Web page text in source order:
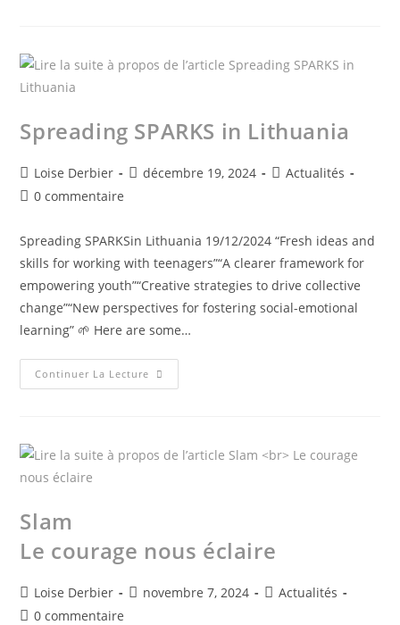
Spreading SPARKS in Lithuania
Loise Derbier décembre 19, 2024
Actualités
0 commentaire
Spreading SPARKSin Lithuania 19/12/2024 “Fresh ideas and
skills for working with teenagers”“A clearer framework for
empowering youth”“Creative strategies to drive collective
change”“New perspectives for fostering social-emotional
learning” 🌱 Here are some…
Continuer La Lecture
Slam
Le courage nous éclaire
Loise Derbier novembre 7, 2024
Actualités
0 commentaire